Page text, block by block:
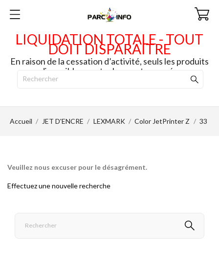
LIQUIDATION TOTALE - TOUT
DOIT DISPARAITRE
En raison de la cessation d’activité, seuls les produits
disponibles en stock seront envoyés.
Accueil JET D'ENCRE LEXMARK Color JetPrinter Z 33
Veuillez nous excuser pour le désagrément.
Effectuez une nouvelle recherche